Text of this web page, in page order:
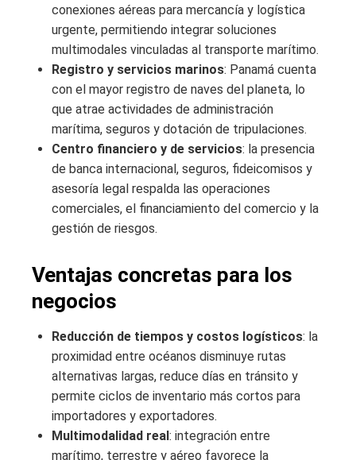
conexiones aéreas para mercancía y logística
urgente, permitiendo integrar soluciones
multimodales vinculadas al transporte marítimo.
Registro y servicios marinos: Panamá cuenta
con el mayor registro de naves del planeta, lo
que atrae actividades de administración
marítima, seguros y dotación de tripulaciones.
Centro financiero y de servicios: la presencia
de banca internacional, seguros, fideicomisos y
asesoría legal respalda las operaciones
comerciales, el financiamiento del comercio y la
gestión de riesgos.
Ventajas concretas para los
negocios
Reducción de tiempos y costos logísticos: la
proximidad entre océanos disminuye rutas
alternativas largas, reduce días en tránsito y
permite ciclos de inventario más cortos para
importadores y exportadores.
Multimodalidad real : integración entre
marítimo, terrestre y aéreo favorece la